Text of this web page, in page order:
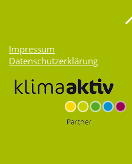
Impressum
Datenschutzerklärung